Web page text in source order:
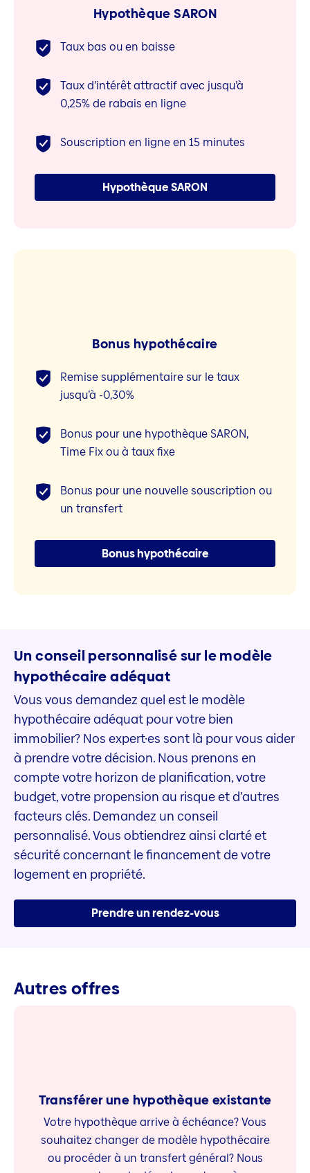
Hypothèque SARON
Taux bas ou en baisse
Taux d’intérêt attractif avec jusqu’à
0,25% de rabais en ligne
Souscription en ligne en 15 minutes
Hypothèque SARON
Bonus hypothécaire
Remise supplémentaire sur le taux
jusqu’à -0,30%
Bonus pour une hypothèque SARON,
Time Fix ou à taux fixe
Bonus pour une nouvelle souscription ou
un transfert
Bonus hypothécaire
Un conseil personnalisé sur le modèle
hypothécaire adéquat
Vous vous demandez quel est le modèle
hypothécaire adéquat pour votre bien
immobilier? Nos expert·es sont là pour vous aider
à prendre votre décision. Nous prenons en
compte votre horizon de planification, votre
budget, votre propension au risque et d’autres
facteurs clés. Demandez un conseil
personnalisé. Vous obtiendrez ainsi clarté et
sécurité concernant le financement de votre
logement en propriété.
Prendre un rendez-vous
Autres offres
Transférer une hypothèque existante
Votre hypothèque arrive à échéance? Vous
souhaitez changer de modèle hypothécaire
ou procéder à un transfert général? Nous